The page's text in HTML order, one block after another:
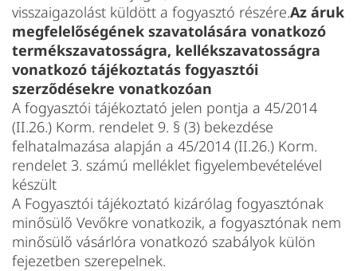
visszaigazolást küldött a fogyasztó részére.Az áruk
megfelelőségének szavatolására vonatkozó
termékszavatosságra, kellékszavatosságra
vonatkozó tájékoztatás fogyasztói
szerződésekre vonatkozóan
A fogyasztói tájékoztató jelen pontja a 45/2014
(II.26.) Korm. rendelet 9. § (3) bekezdése
felhatalmazása alapján a 45/2014 (II.26.) Korm.
rendelet 3. számú melléklet figyelembevételével
készült
A Fogyasztói tájékoztató kizárólag fogyasztónak
minősülő Vevőkre vonatkozik, a fogyasztónak nem
minősülő vásárlóra vonatkozó szabályok külön
fejezetben szerepelnek.